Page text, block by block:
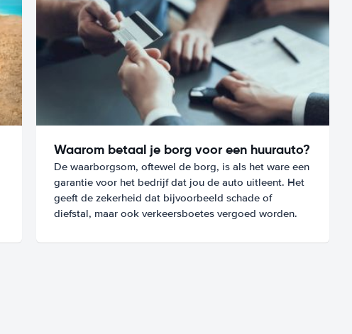
Waarom betaal je borg voor een huurauto?
De waarborgsom, oftewel de borg, is als het ware een
garantie voor het bedrijf dat jou de auto uitleent. Het
geeft de zekerheid dat bijvoorbeeld schade of
diefstal, maar ook verkeersboetes vergoed worden.